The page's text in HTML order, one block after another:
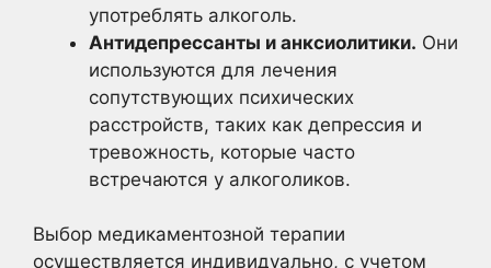
употреблять алкоголь.
Антидепрессанты и анксиолитики. Они
используются для лечения
сопутствующих психических
расстройств, таких как депрессия и
тревожность, которые часто
встречаются у алкоголиков.
Выбор медикаментозной терапии
осуществляется индивидуально, с учетом